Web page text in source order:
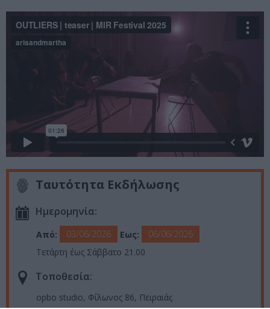
Ταυτότητα Εκδήλωσης
Ημερομηνία:
Από: 03/06/2026 Εως:
06/06/2026
Τετάρτη έως Σάββατο 21.00
Τοποθεσία:
opbo studio, Φίλωνος 86, Πειραιάς